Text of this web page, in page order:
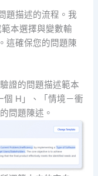
題描述的流程。我
本選擇與變數輸
這確保您的問題陳
證的問題描述範本
個 H」、「情境－衝
問題陳述。